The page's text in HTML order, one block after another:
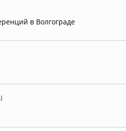
в Волгограде